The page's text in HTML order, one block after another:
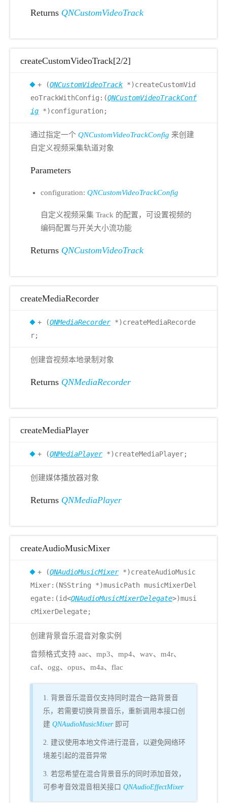
Returns QNCustomVideoTrack
createCustomVideoTrack[2/2]
+ (QNCustomVideoTrack *)createCustomVid
eoTrackWithConfig:(QNCustomVideoTrackConf
ig *)configuration;
通过指定一个 QNCustomVideoTrackConfig 来创建
自定义视频采集轨道对象
Parameters
configuration: QNCustomVideoTrackConfig
自定义视频采集 Track 的配置，可设置视频的
编码配置与开关大小流功能
Returns QNCustomVideoTrack
createMediaRecorder
+ (QNMediaRecorder*)createMediaRecorde
r;
创建音视频本地录制对象
Returns QNMediaRecorder
createMediaPlayer
+ (QNMediaPlayer*)createMediaPlayer;
创建媒体播放器对象
Returns QNMediaPlayer
createAudioMusicMixer
+ (QNAudioMusicMixer*)createAudioMusic
Mixer:(NSString *)musicPath musicMixerDel
egate:(id<QNAudioMusicMixerDelegate>)musi
cMixerDelegate;
创建背景音乐混音对象实例
音频格式支持 aac、mp3、mp4、wav、m4r、
caf、ogg、opus、m4a、flac
1. 背景音乐混音仅支持同时混合一路背景音
乐，若需要切换背景音乐，重新调用本接口创
建 QNAudioMusicMixer即可
2. 建议使用本地文件进行混音，以避免网络环
境差引起的混音异常
3. 若您希望在混合背景音乐的同时添加音效，
可参考音效混音相关接口 QNAudioEffectMixer